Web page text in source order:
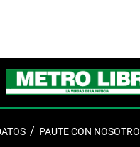
PAUTE CON